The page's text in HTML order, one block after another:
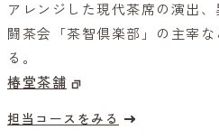
アレンジした現代茶席の演出
闘茶会「茶智倶楽部」の主宰
る。
椿堂茶舗
担当コースをみる